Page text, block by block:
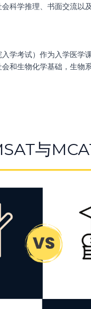
科学推理、书面交流以
学考试）作为入学医学
和生物化学基础，生物
与